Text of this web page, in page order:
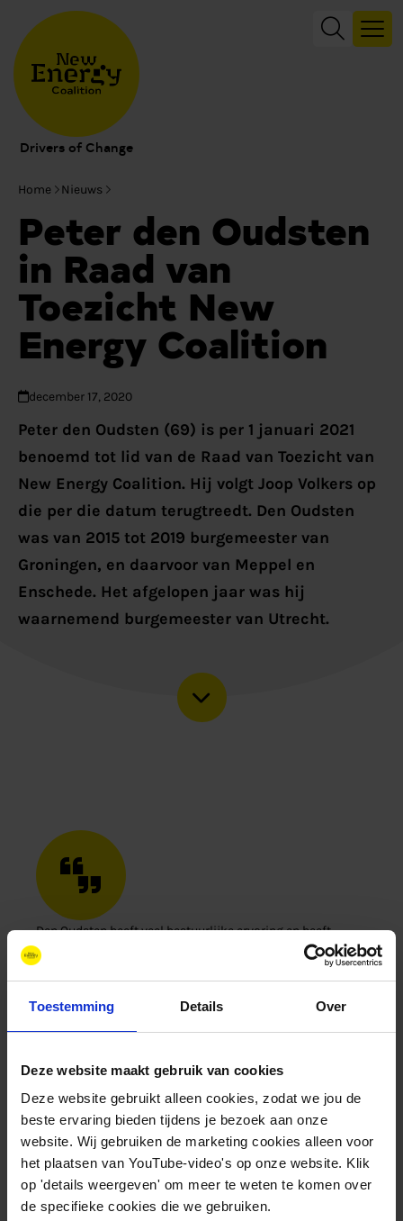
Toestemming Details Over
Deze website maakt gebruik van cookies
Deze website gebruikt alleen cookies, zodat we jou de
beste ervaring bieden tijdens je bezoek aan onze
website. Wij gebruiken de marketing cookies alleen voor
het plaatsen van YouTube-video's op onze website. Klik
op 'details weergeven' om meer te weten te komen over
de specifieke cookies die we gebruiken.
Drivers of Change
Home Nieuws
Peter den Oudsten
in Raad van
Toezicht New
Energy Coalition
december 17, 2020
Peter den Oudsten (69) is per 1 januari 2021
benoemd tot lid van de Raad van Toezicht van
New Energy Coalition. Hij volgt Joop Volkers op
die per die datum terugtreedt. Den Oudsten
was van 2015 tot 2019 burgemeester van
Groningen, en daarvoor van Meppel en
Enschede. Het afgelopen jaar was hij
waarnemend burgemeester van Utrecht.
Den Oudsten heeft veel bestuurlijke ervaring en heeft
steeds in grote publieke organisaties breed bestuurlijk
moeten opereren. Als burgemeester van Groningen maakte
mee. Hij haalde bovendien –mede- het Global Center on
Adaptation (GCA – klimaatcentrum) naar Groning
- Max van den Berg | Voorzitter Raad van Toezicht
Andere Raadsleden
Naast Van den Berg maken Ulco Vermeulen, Henk